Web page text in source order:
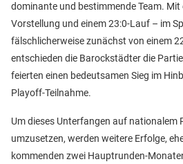
dominante und bestimmende Team. Mit
Vorstellung und einem 23:0-Lauf – im
fälschlicherweise zunächst von einem
entschieden die Barockstädter die
feierten einen bedeutsamen Sieg im
Playoff-Teilnahme.
Um dieses Unterfangen auf nationalem
umzusetzen, werden weitere Erfolge,
kommenden zwei Hauptrunden-